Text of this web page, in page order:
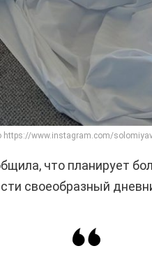
https://www.instagram.com/
что планирует
своеобразный